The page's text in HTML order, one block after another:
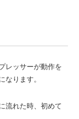
レッサーが動作を
なります。
流れた時、初めて